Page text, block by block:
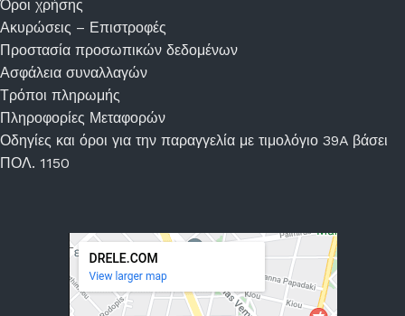
Όροι χρήσης
Ακυρώσεις – Επιστροφές
Προστασία προσωπικών δεδομένων
Ασφάλεια συναλλαγών
Τρόποι πληρωμής
Πληροφορίες Μεταφορών
Οδηγίες και όροι για την παραγγελία με τιμολόγιο 39A βάσει
ΠΟΛ. 1150